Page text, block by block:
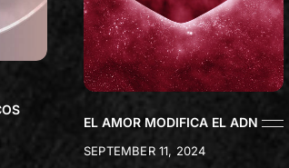
EL AMOR MODIFICA EL ADN
SEPTEMBER 11, 2024